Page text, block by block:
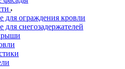
ограждения кровли
снегозадержателей